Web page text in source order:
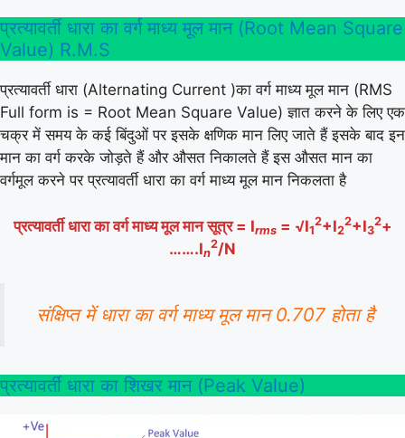
प्रत्यावर्ती धारा का वर्ग माध्य मूल मान (Root Mean Square
Value) R.M.S
प्रत्यावर्ती धारा (Alternating Current )का वर्ग माध्य मूल मान (RMS
Full form is = Root Mean Square Value) ज्ञात करने के लिए एक
चक्र में समय के कई बिंदुओं पर इसके क्षणिक मान लिए जाते हैं इसके बाद इन
मान का वर्ग करके जोड़ते हैं और औसत निकालते हैं इस औसत मान का
वर्गमूल करने पर प्रत्यावर्ती धारा का वर्ग माध्य मूल मान निकलता है
प्रत्यावर्ती धारा का वर्ग माध्य मूल मान सूत्र = Irms= √I1
2+I2
2+I3
2+
…….In
2/N
संक्षिप्त में धारा का वर्ग माध्य मूल मान 0.707 होता है
प्रत्यावर्ती धारा का शिखर मान (Peak Value)